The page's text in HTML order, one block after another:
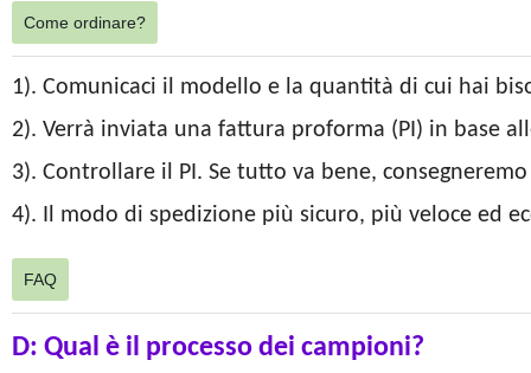
Come ordinare?
1). Comunicaci il modello e la quantità di cui hai
2). Verrà inviata una fattura proforma (PI) in base
3). Controllare il PI. Se tutto va bene,
4). Il modo di spedizione più sicuro, più veloce ed
FAQ
D: Qual è il processo dei campioni?